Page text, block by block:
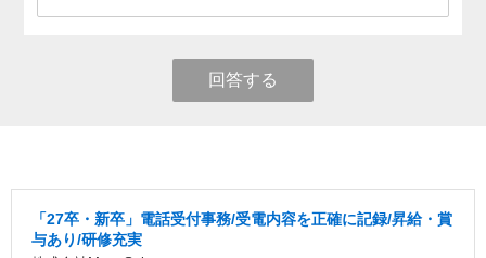
回答する
「27卒・新卒」電話受付事務/受電内容を正確に記録/昇給・賞
与あり/研修充実